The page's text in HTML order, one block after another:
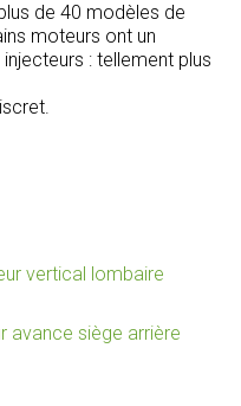
de 40 modèles de
moteurs ont un
: tellement plus
vertical lombaire
avance siège arrière